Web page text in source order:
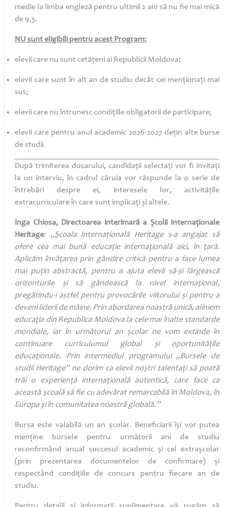
medie la limba engleză pentru ultimii 2 ani să nu fie mai mică
de 9,5.
NU sunt eligibili pentru acest Program:
elevii care nu sunt cetățeni ai Republicii Moldova;
elevii care sunt în alt an de studiu decât cei menționați mai
sus;
elevii care nu întrunesc condițiile obligatorii de participare;
elevii care pentru anul academic 2026-2027 dețin alte burse
de studii.
După trimiterea dosarului, candidații selectați vor fi invitați
la un interviu, în cadrul căruia vor răspunde la o serie de
întrebări despre ei, interesele lor, activitățile
extracurriculare în care sunt implicați și altele.
Inga Chiosa, Directoarea interimară a Școlii Internaționale
Heritage: „Școala Internațională Heritage s-a angajat să
ofere cea mai bună educație internațională aici, în țară.
Aplicăm învățarea prin gândire critică pentru a face lumea
mai puțin abstractă, pentru a ajuta elevii să-și lărgească
orizonturile și să gândească la nivel internațional,
pregătindu-i astfel pentru provocările viitorului și pentru a
deveni liderii de mâine. Prin abordarea noastră unică, aliniem
educația din Republica Moldova la cele mai înalte standarde
mondiale, iar în următorul an școlar ne vom extinde în
continuare curriculumul global și oportunitățile
educaționale. Prin intermediul programului „Bursele de
studii Heritage” ne dorim ca elevii noștri talentați să poată
trăi o experiență internațională autentică, care face ca
această școală să fie cu adevărat remarcabilă în Moldova, în
Europa și în comunitatea noastră globală.”
Bursa este valabilă un an școlar. Beneficiarii își vor putea
menține bursele pentru următorii ani de studiu
reconfirmând anual succesul academic și cel extrașcolar
(prin prezentarea documentelor de confirmare) și
respectând condițiile de concurs pentru fiecare an de
studiu.